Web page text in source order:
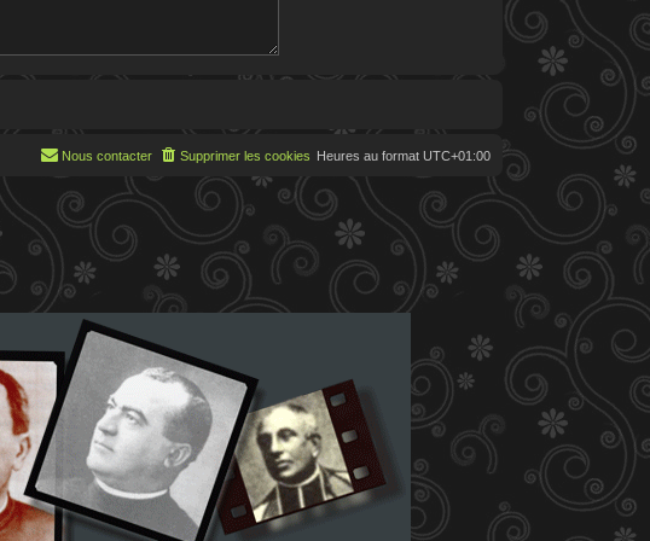
Heures au format UTC+01:00
Supprimer les cookies
Nous contacter